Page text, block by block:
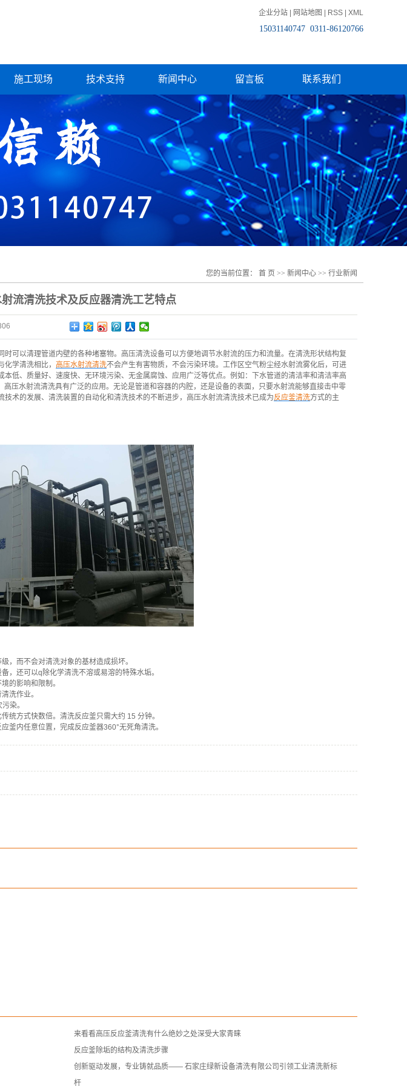
企业分站 网站地图 RSS XML
15031140747 0311-86120766
施工现场 技术支持 新闻中心 留言板 联系我们
您的当前位置： 首 页 >> 新闻中心 >> 行业新闻
流清洗技术及反应器清洗工艺特点
可以清理管道内壁的各种堵塞物。高压清洗设备可以方便地调节水射流的压力和流量。在清洗形状结构复
学清洗相比， 高压水射流清洗不会产生有害物质，不会污染环境。工作区空气粉尘经水射流雾化后，可进
低、质量好、速度快、无环境污染、无金属腐蚀、应用广泛等优点。例如：下水管道的清洁率和清洁率高
压水射流清洗具有广泛的应用。无论是管道和容器的内腔，还是设备的表面，只要水射流能够直接击中零
术的发展、清洗装置的自动化和清洗技术的不断进步，高压水射流清洗技术已成为反应釜清洗方式的主
，而不会对清洗对象的基材造成损坏。
，还可以q除化学清洗不溶或易溶的特殊水垢。
的影响和限制。
洗作业。
染。
统方式快数倍。清洗反应釜只需大约 15 分钟。
釜内任意位置，完成反应釜器360°无死角清洗。
来看看高压反应釜清洗有什么绝妙之处深受大家青睐
反应釜除垢的结构及清洗步骤
创新驱动发展，专业铸就品质—— 石家庄绿新设备清洗有限公司引领工业清洗新标
杆